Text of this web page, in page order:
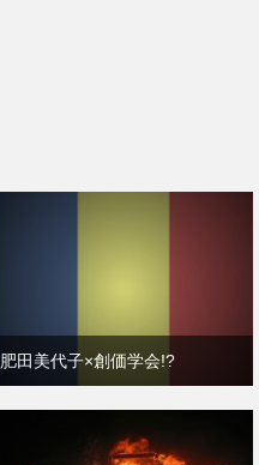
肥田美代子×創価学会!?